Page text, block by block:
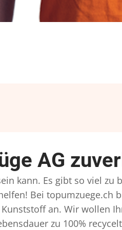
AG
kann. Es gibt so viel zu
Bei topumzuege.ch
an. Wir wollen
zu 100%